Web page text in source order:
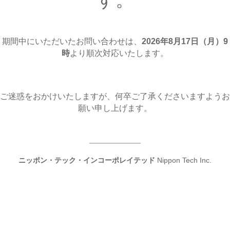
期間中にいただいたお問い合わせは、 2026年8月17日（月 ）9
時より順次対応いたします。
ご迷惑をおかけいたしますが、何卒ご了承くださいますようお
願い申し上げます。
ニッポン・テック・インコーポレイテッド Nippon Tech Inc.